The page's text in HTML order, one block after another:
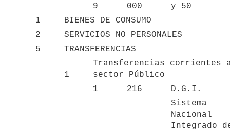
9 000
y 50
1
BIENES DE CONSUMO
2
SERVICIOS NO PERSONALES
5
TRANSFERENCIAS
1
Transferencias corrientes
sector Público
1
216 D.G.I.
Sistema
Nacional
Integrado